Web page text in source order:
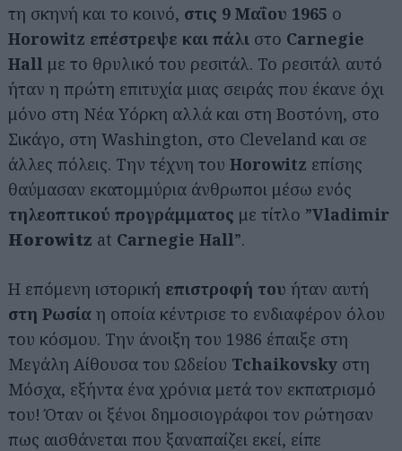
τη σκηνή και το κοινό, στις 9 Μαΐου 1965 ο
Horowitz επέστρεψε και πάλι στο Carnegie
Hall με το θρυλικό του ρεσιτάλ. Το ρεσιτάλ αυτό
ήταν η πρώτη επιτυχία μιας σειράς που έκανε όχι
μόνο στη Νέα Υόρκη αλλά και στη Βοστόνη, στο
Σικάγο, στη Washington, στο Cleveland και σε
άλλες πόλεις. Την τέχνη του Horowitz επίσης
θαύμασαν εκατομμύρια άνθρωποι μέσω ενός
τηλεοπτικού προγράμματος με τίτλο ”Vladimir
Horowitz at Carnegie Hall”.
Η επόμενη ιστορική επιστροφή του ήταν αυτή
στη Ρωσία η οποία κέντρισε το ενδιαφέρον όλου
του κόσμου. Την άνοιξη του 1986 έπαιξε στη
Μεγάλη Αίθουσα του Ωδείου Tchaikovsky στη
Μόσχα, εξήντα ένα χρόνια μετά τον εκπατρισμό
του! Όταν οι ξένοι δημοσιογράφοι τον ρώτησαν
πως αισθάνεται που ξαναπαίζει εκεί, είπε
Αναζήτηση